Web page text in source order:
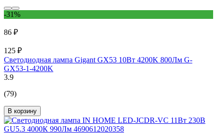
-31%
86 ₽
125 ₽
Светодиодная лампа Gigant GX53 10Вт 4200K 800Лм G-
GX53-1-4200K
3.9
(79)
В корзину